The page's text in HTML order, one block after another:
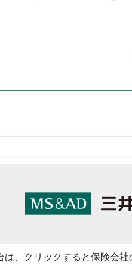
、クリックすると保険会社